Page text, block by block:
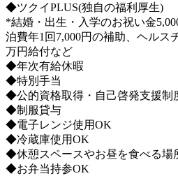
◆ツクイPLUS(独自の福利厚生)
*結婚・出生・入学のお祝い金
泊費年1回7,000円の補助、ヘルス
万円給付など
◆年次有給休暇
◆特別手当
◆公的資格取得・自己啓発支援制
◆制服貸与
◆電子レンジ使用OK
◆冷蔵庫使用OK
◆休憩スペースやお昼を食べる場
◆お弁当持参OK